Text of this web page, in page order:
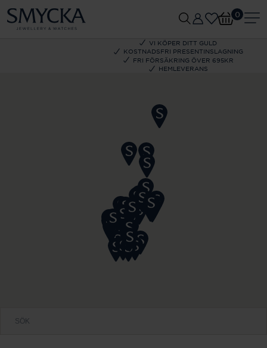
VI KÖPER DITT GULD
KOSTNADSFRI PRESENTINSLAGNING
FRI FÖRSÄKRING ÖVER 695KR
HEMLEVERANS
0